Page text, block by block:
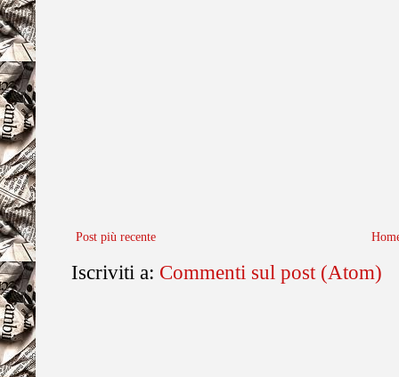
Post più recente
Iscriviti a: Commenti sul post (Atom)